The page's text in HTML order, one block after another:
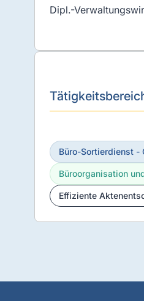
Dipl.-
Büro-Sortierdienst -
Büroorganisation
Effiziente